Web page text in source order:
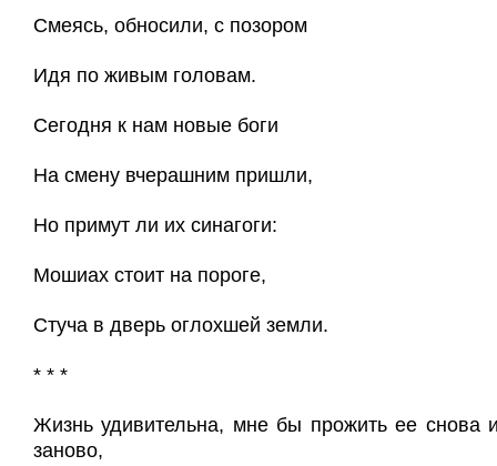
Смеясь, обносили, с позором
Идя по живым головам.
Сегодня к нам новые боги
На смену вчерашним пришли,
Но примут ли их синагоги:
Мошиах стоит на пороге,
Стуча в дверь оглохшей земли.
* * *
Жизнь удивительна, мне бы прожить ее снова
заново,